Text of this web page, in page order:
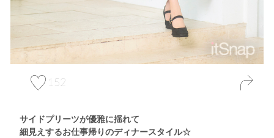
152
サイドプリーツが優雅に揺れて
細見えするお仕事帰りのディナースタイル☆